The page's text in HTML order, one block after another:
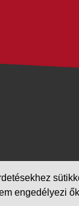
engedélyezi